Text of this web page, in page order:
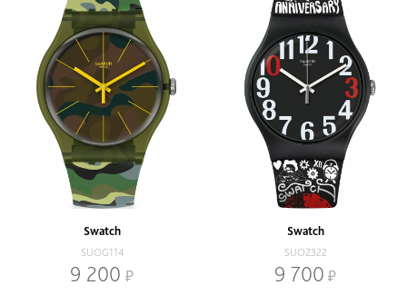
Swatch
SUOG114
9 200
Swatch
SUOZ322
9 700